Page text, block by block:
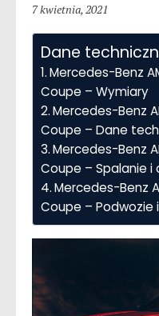
7 kwietnia, 2021
Dane
Mercedes-Benz
Coupe – Wymiary
Mercedes-Benz
Coupe – Dane
Mercedes-Benz
Coupe – Spalanie i
Mercedes-Benz
Coupe – Podwozie